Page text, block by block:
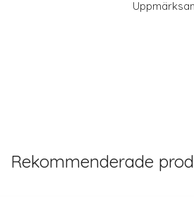
Rekommenderade